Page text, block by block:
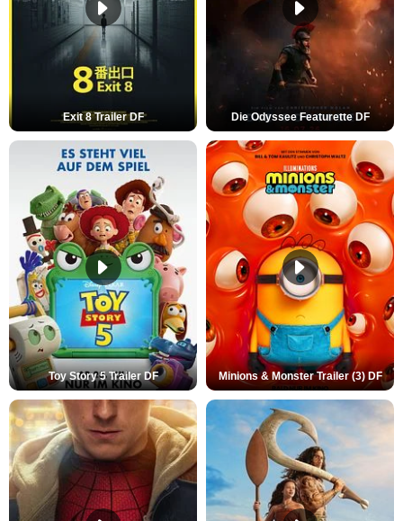
Exit 8 Trailer DF Die Odyssee Featurette DF
Toy Story 5 Trailer DF Minions & Monster Trailer (3) DF